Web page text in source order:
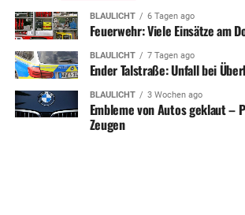
BLAULICHT 6 Tagen ago
Feuerwehr: Viele Einsätze am
BLAULICHT 7 Tagen ago
Ender Talstraße: Unfall bei
BLAULICHT 3 Wochen ago
Embleme von Autos geklaut –
Zeugen